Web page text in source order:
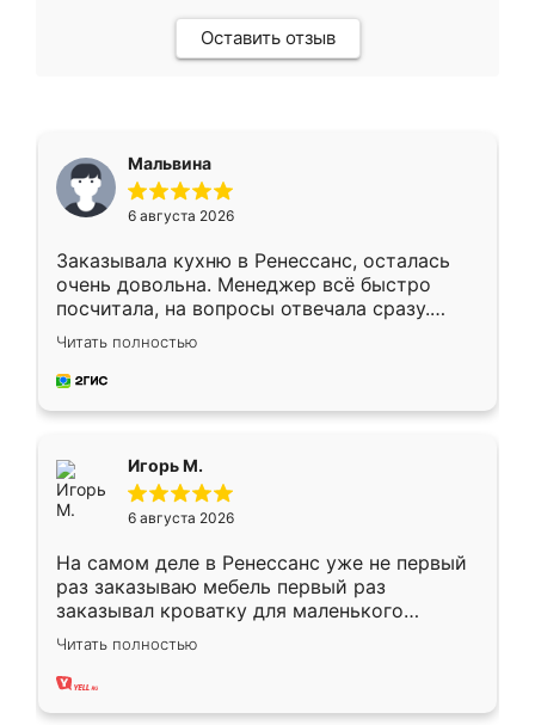
Оставить отзыв
Мальвина
6 августа 2026
Заказывала кухню в Ренессанс, осталась
очень довольна. Менеджер всё быстро
посчитала, на вопросы отвечала сразу.
Замерщик приехал в субботу, подошёл к
делу со всей ответственностью. Собрали
за день, ребята работали аккуратно, даже
Читать полностью
Игорь М.
6 августа 2026
На самом деле в Ренессанс уже не первый
раз заказываю мебель первый раз
заказывал кроватку для маленького
ребёнка при его рождении ,во второй раз
заказал шкаф-купе. По качеству очень
хорошее сборка достаточно быстрая,
Читать полностью